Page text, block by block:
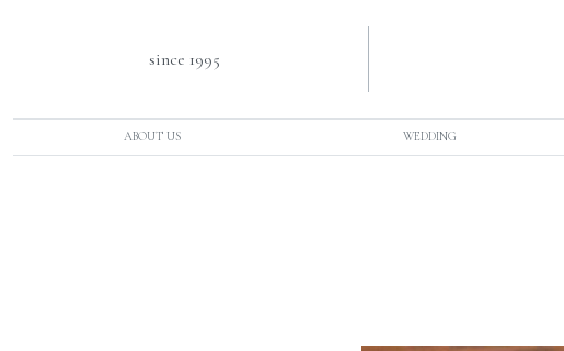
since 1995
ABOUT US WEDDING